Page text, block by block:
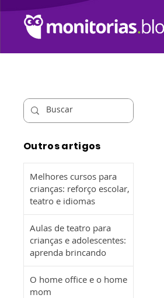
Melhores cursos para
crianças: reforço escolar,
teatro e idiomas
Aulas de teatro para
crianças e adolescentes:
aprenda brincando
O home office e o home
mom
Outros artigos